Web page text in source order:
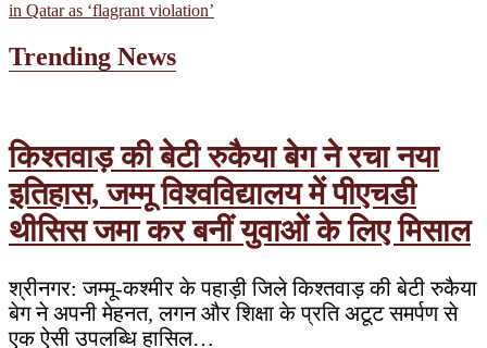
in Qatar as ‘flagrant violation’
Trending News
किश्तवाड़ की बेटी रुकैया बेग ने रचा नया
इतिहास, जम्मू विश्वविद्यालय में पीएचडी
थीसिस जमा कर बनीं युवाओं के लिए मिसाल
श्रीनगर: जम्मू-कश्मीर के पहाड़ी जिले किश्तवाड़ की बेटी रुकैया
बेग ने अपनी मेहनत, लगन और शिक्षा के प्रति अटूट समर्पण से
एक ऐसी उपलब्धि हासिल…